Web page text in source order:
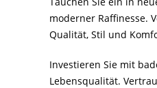
moderner Raffinesse.
Qualität, Stil und
Investieren Sie mit
Lebensqualität.